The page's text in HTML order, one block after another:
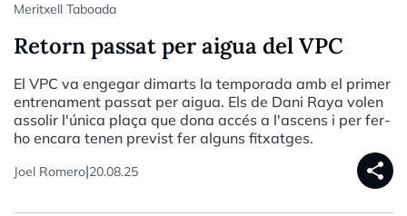
Meritxell Taboada
Retorn passat per aigua del VPC
El VPC va engegar dimarts la temporada amb el primer
entrenament passat per aigua. Els de Dani Raya volen
assolir l'única plaça que dona accés a l'ascens i per fer-
ho encara tenen previst fer alguns fitxatges.
Joel Romero|20.08.25 share